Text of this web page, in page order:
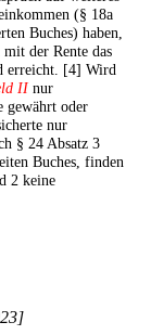
(§ 18a
Buches) haben,
mit der Rente das
erreicht. [4] Wird
II nur
gewährt oder
nur
§ 24 Absatz 3
Buches, finden
2 keine